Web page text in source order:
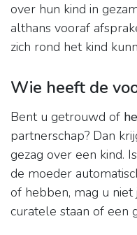
over hun kind in
althans vooraf
zich rond het kind
Wie heeft de
Bent u getrouwd of
partnerschap? Dan
gezag over een kind.
de moeder
of hebben, mag u niet
curatele staan of een